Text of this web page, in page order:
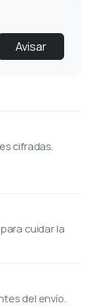
Avisar
cifradas.
cuidar la
del envío.